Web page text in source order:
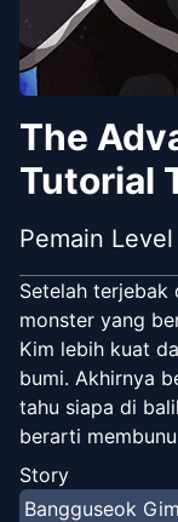
The
Tutorial
Pemain
Setelah terjebak
monster yang
Kim lebih kuat
bumi. Akhirnya
tahu siapa di
berarti
menyelamatkan
Story
Bangguseok